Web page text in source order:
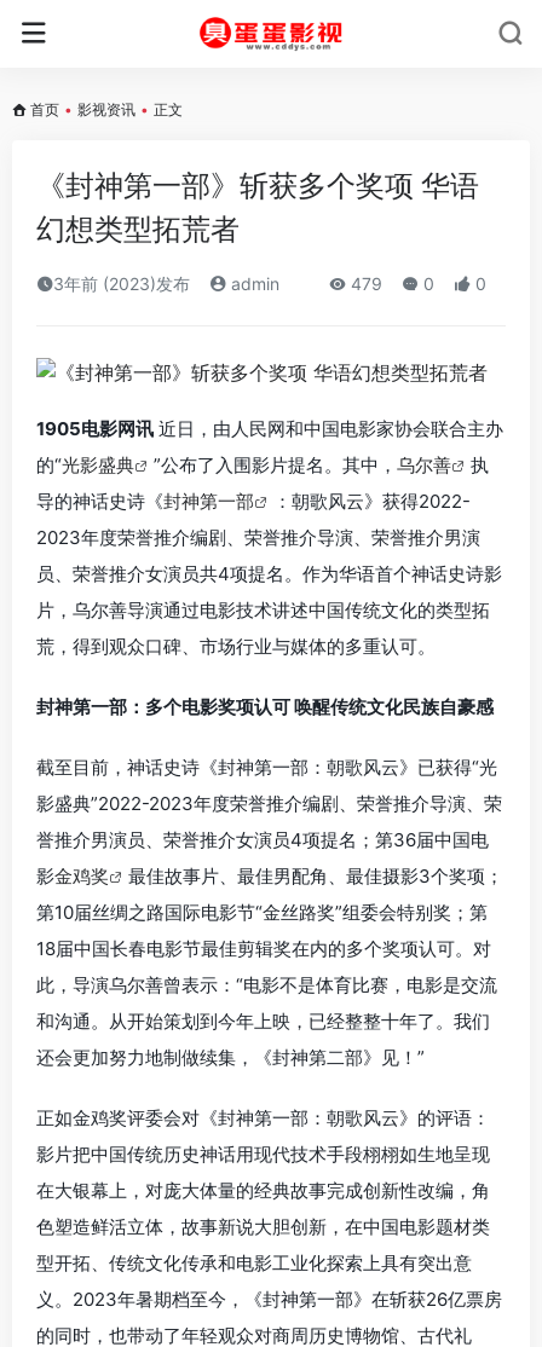
首页 • 影视资讯 • 正文
《封神第一部》斩获多个奖项 华语
幻想类型拓荒者
3年前 (2023)发布 admin 479 0 0
1905电影网讯 近日，由人民网和中国电影家协会联合主办
的“光影盛典 ”公布了入围影片提名。其中， 乌尔善
执
导的神话史诗《封神第一部
：朝歌风云》获得2022-
2023年度荣誉推介编剧、荣誉推介导演、荣誉推介男演
员、荣誉推介女演员共4项提名。作为华语首个神话史诗影
片，乌尔善导演通过电影技术讲述中国传统文化的类型拓
荒，得到观众口碑、市场行业与媒体的多重认可。
封神第一部：多个电影奖项认可 唤醒传统文化民族自豪感
截至目前，神话史诗《封神第一部：朝歌风云》已获得“光
影盛典”2022-2023年度荣誉推介编剧、荣誉推介导演、荣
誉推介男演员、荣誉推介女演员4项提名；第36届中国电
影金鸡奖
最佳故事片、最佳男配角、最佳摄影3个奖项；
第10届丝绸之路国际电影节“金丝路奖”组委会特别奖；第
18届中国长春电影节最佳剪辑奖在内的多个奖项认可。对
此，导演乌尔善曾表示：“电影不是体育比赛，电影是交流
和沟通。从开始策划到今年上映，已经整整十年了。我们
还会更加努力地制做续集，《封神第二部》见！”
正如金鸡奖评委会对《封神第一部：朝歌风云》的评语：
影片把中国传统历史神话用现代技术手段栩栩如生地呈现
在大银幕上，对庞大体量的经典故事完成创新性改编，角
色塑造鲜活立体，故事新说大胆创新，在中国电影题材类
型开拓、传统文化传承和电影工业化探索上具有突出意
义。2023年暑期档至今，《封神第一部》在斩获26亿票房
的同时，也带动了年轻观众对商周历史博物馆、古代礼